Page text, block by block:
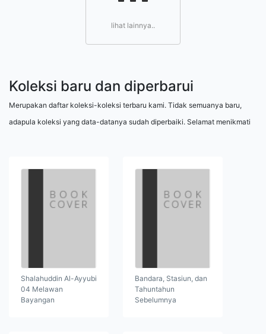
lihat lainnya..
Koleksi baru dan diperbarui
Merupakan daftar koleksi-koleksi terbaru kami. Tidak semuanya baru,
adapula koleksi yang data-datanya sudah diperbaiki. Selamat menikmati
Shalahuddin Al-Ayyubi
04 Melawan
Bayangan
Bandara, Stasiun, dan
Tahuntahun
Sebelumnya